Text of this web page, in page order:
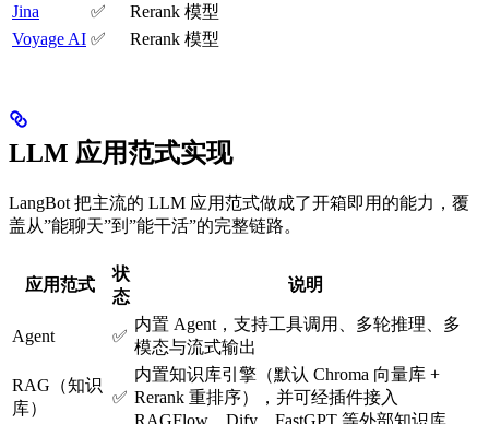
Jina
✅
Rerank 模型
Voyage AI ✅ Rerank 模型
LLM 应用范式实现
LangBot 把主流的 LLM 应用范式做成了开箱即用的能力，覆
盖从”能聊天”到”能干活”的完整链路。
应用范式
状
态
说明
Agent ✅
内置 Agent，支持工具调用、多轮推理、多
模态与流式输出
RAG（知识
库）
✅
内置知识库引擎（默认 Chroma 向量库 +
Rerank 重排序），并可经插件接入
RAGFlow、Dify、FastGPT 等外部知识库